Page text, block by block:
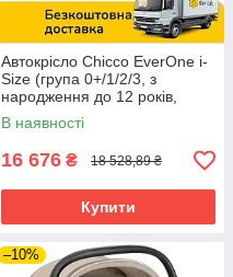
Автокрісло Chicco EverOne i-
Size (група 0+/1/2/3, з
народження до 12 років,
Isofix) Сіре
В наявності
16 676 ₴ 18 528,89 ₴
Купити
–10%